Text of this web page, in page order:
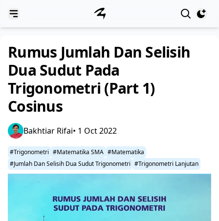
View
Rumus Jumlah Dan Selisih
Dua Sudut Pada
Trigonometri (Part 1)
Cosinus
Bakhtiar Rifai• 1 Oct 2022
#Trigonometri #Matematika SMA #Matematika
#Jumlah Dan Selisih Dua Sudut Trigonometri #Trigonometri Lanjutan